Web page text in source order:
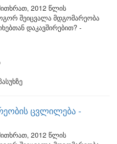
2012 წლის
შეიცვალა მდგომარეობა
დაკავშირებით? -
ცვლილება -
2012 წლის